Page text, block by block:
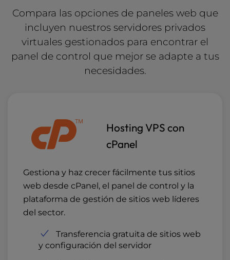
Compara las opciones de paneles web que
incluyen nuestros servidores privados
virtuales gestionados para encontrar el
panel de control que mejor se adaptea tus
necesidades.
Hosting VPS con
cPanel
Gestiona y haz crecer fácilmente tus sitios
web desde cPanel, el panel de control y la
plataforma de gestión de sitios web líderes
del sector.
Transferencia gratuita de sitios web
y configuración del servidor